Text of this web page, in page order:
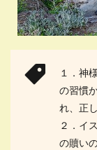
１．神
の習慣
れ、正
２．イ
の贖い